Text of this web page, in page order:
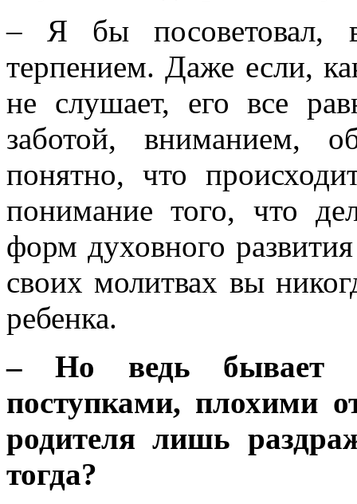
– Я бы посоветовал, в
терпением. Даже если,
не слушает, его все
заботой, вниманием,
понятно, что
понимание того, что
форм духовного
своих молитвах вы
ребенка.
– Но ведь бывает
поступками, плохими
родителя лишь
тогда?